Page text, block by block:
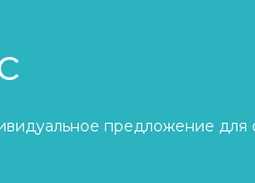
предложение для